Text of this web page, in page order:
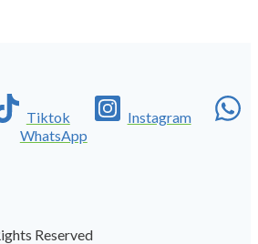
Tiktok
Instagram
WhatsApp
Reserved